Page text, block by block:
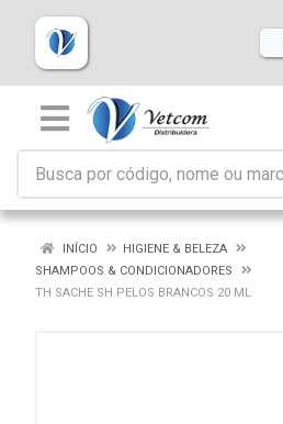
INÍCIO
HIGIENE & BELEZA
SHAMPOOS & CONDICIONADORES
TH SACHE SH PELOS BRANCOS 20 ML